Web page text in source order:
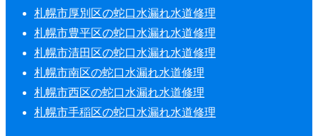
札幌市厚別区の蛇口水漏れ水道修理
札幌市豊平区の蛇口水漏れ水道修理
札幌市清田区の蛇口水漏れ水道修理
札幌市南区の蛇口水漏れ水道修理
札幌市西区の蛇口水漏れ水道修理
札幌市手稲区の蛇口水漏れ水道修理